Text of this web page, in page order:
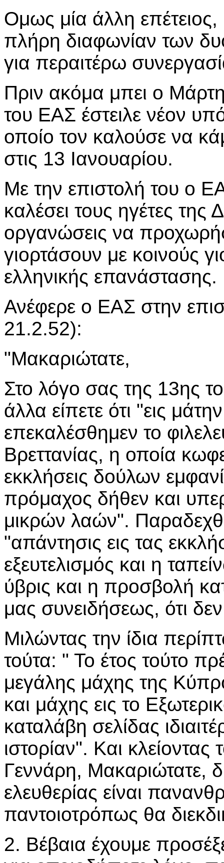
Ομως μία άλλη
πλήρη διαφωνίαν των
για περαιτέρω
Πριν ακόμα μπει ο
του ΕΑΣ έστειλε νέον
οποίο τον καλούσε να
στις 13 Ιανουαρίου.
Με την επιστολή του ο
καλέσει τους ηγέτες της
οργανώσεις να
γιορτάσουν με κοινούς
ελληνικής επανάστασης.
Ανέφερε ο ΕΑΣ στην
21.2.52):
"Μακαριώτατε,
Στο λόγο σας της 13ης
άλλα είπετε ότι "εις
επεκαλέσθημεν το
Βρεττανίας, η οποία
εκκλήσεις δούλων
πρόμαχος δήθεν και
μικρών λαών".
"απάντησις εις τας
εξευτελισμός και η
ύβρις και η προσβολή
μας συνειδήσεως, ότι
Μιλώντας την ίδια
τούτα: " Το έτος τούτο
μεγάλης μάχης της
και μάχης εις το
καταλάβη σελίδας
ιστορίαν". Και
Γεννάρη, Μακαριώτατε,
ελευθερίας είναι
παντοιοτρόπως θα
2. Βέβαια έχουμε